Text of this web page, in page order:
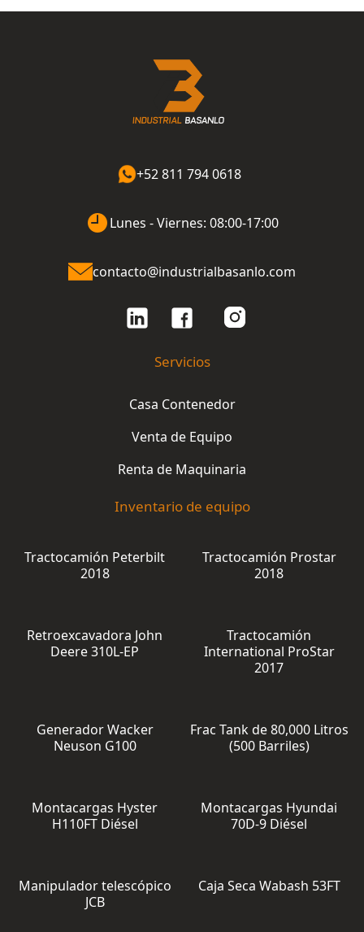
+52 811 794 0618
Lunes - Viernes: 08:00-17:00
contacto@industrialbasanlo.com
Servicios
Casa Contenedor
Venta de Equipo
Renta de Maquinaria
Inventario de equipo
Tractocamión Peterbilt
2018
Tractocamión Prostar
2018
Retroexcavadora John
Deere 310L-EP
Tractocamión
International ProStar
2017
Generador Wacker
Neuson G100
Frac Tank de 80,000 Litros
(500 Barriles)
Montacargas Hyster
H110FT Diésel
Montacargas Hyundai
70D-9 Diésel
Manipulador telescópico
JCB
Caja Seca Wabash 53FT